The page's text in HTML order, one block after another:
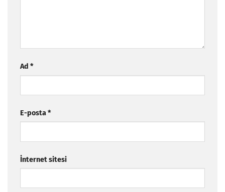
Ad *
E-posta*
İnternet sitesi